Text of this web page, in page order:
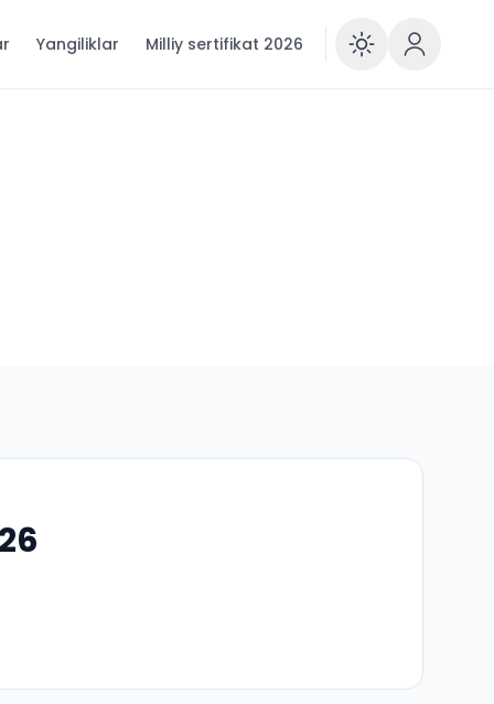
Yangiliklar Milliy sertifikat 2026